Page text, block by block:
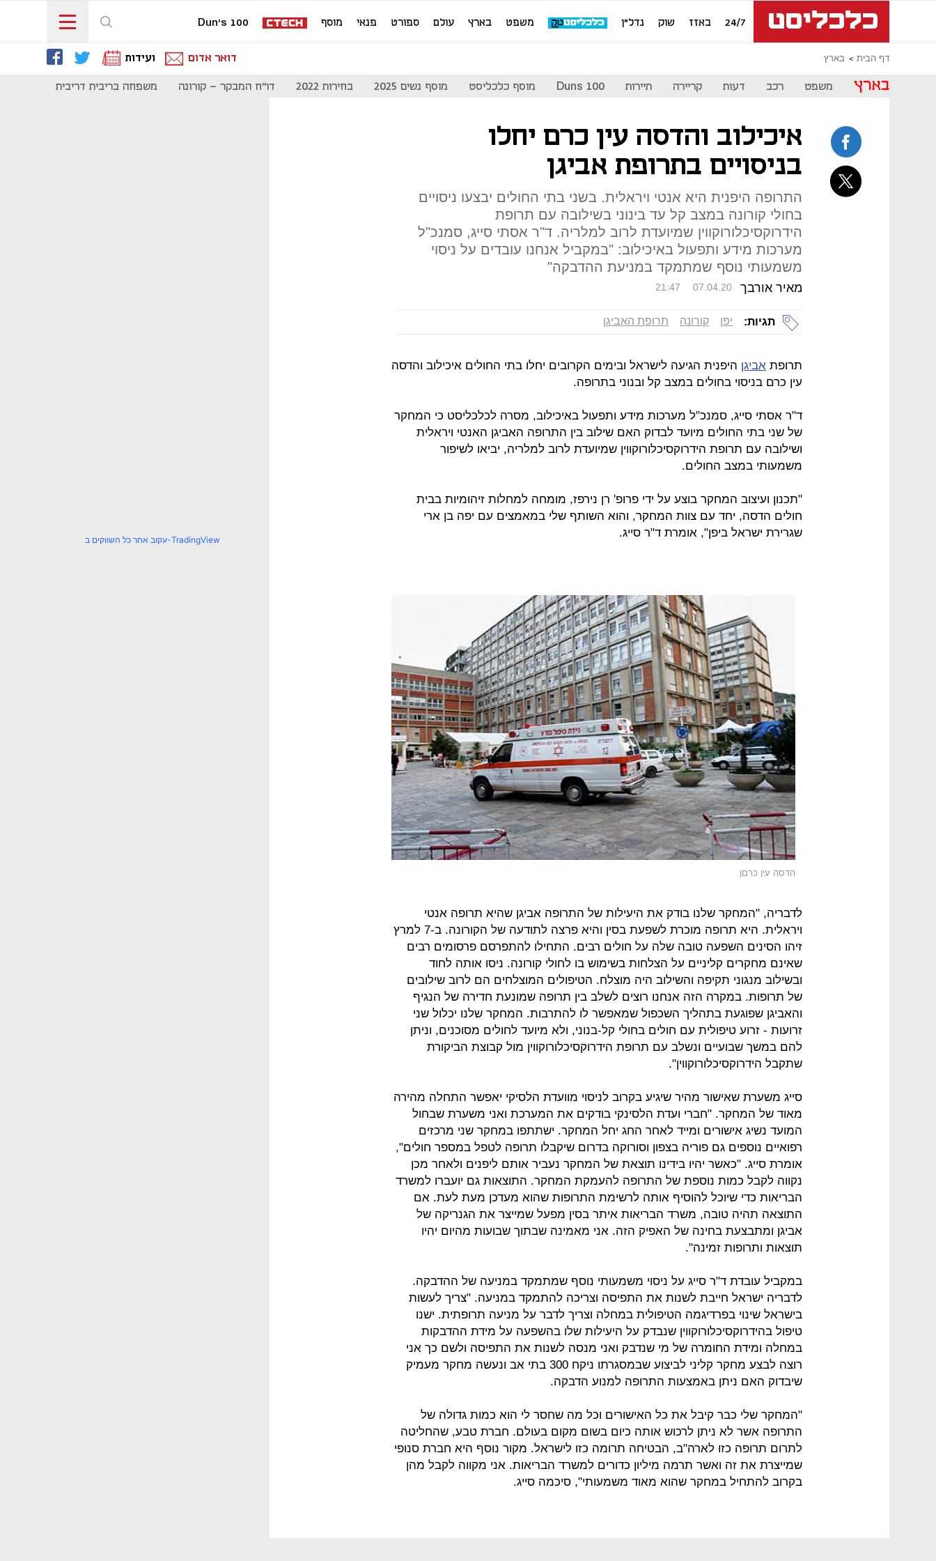
24/7 באזז שוק נדל"ן משפט בארץ עולם ספורט פנאי מוסף Dun's 100
דף הבית בארץ דואר אדום ועידות
בארץ משפט רכב דעות קריירה תיירות Duns 100 מוסף כלכליסט מוסף נשים 2025 בחירות 2022 דו"ח המבקר - קורונה משפחה בריבית דריבית
איכילוב והדסה עין כרם יחלו
בניסויים בתרופת אביגן
התרופה היפנית היא אנטי ויראלית. בשני בתי החולים יבצעו ניסויים
בחולי קורונה במצב קל עד בינוני בשילובה עם תרופת
הידרוקסיכלורוקווין שמיועדת לרוב למלריה. ד"ר אסתי סייג, סמנכ"ל
מערכות מידע ותפעול באיכילוב: "במקביל אנחנו עובדים על ניסוי
משמעותי נוסף שמתמקד במניעת ההדבקה"
מאיר אורבך 21:47 07.04.20
תגיות: יפן קורונה תרופת האביגן
תרופת אביגן היפנית הגיעה לישראל ובימים הקרובים יחלו בתי החולים איכילוב והדסה
עין כרם בניסוי בחולים במצב קל ובנוני בתרופה.
ד"ר אסתי סייג, סמנכ"ל מערכות מידע ותפעול באיכילוב, מסרה לכלכליסט כי המחקר
של שני בתי החולים מיועד לבדוק האם שילוב בין התרופה האביגן האנטי ויראלית
ושילובה עם תרופת הידרוקסיכלורוקווין שמיועדת לרוב למלריה, יביאו לשיפור
משמעותי במצב החולים.
"תכנון ועיצוב המחקר בוצע על ידי פרופ' רן נירפז, מומחה למחלות זיהומיות בבית
חולים הדסה, יחד עם צוות המחקר, והוא השותף שלי במאמצים עם יפה בן ארי
שגרירת ישראל ביפן", אומרת ד"ר סייג.
הדסה עין כרםן
לדבריה, "המחקר שלנו בודק את היעילות של התרופה אביגן שהיא תרופה אנטי
ויראלית. היא תרופה מוכרת לשפעת בסין והיא פרצה לתודעה של הקורונה. ב-7 למרץ
זיהו הסינים השפעה טובה שלה על חולים רבים. התחילו להתפרסם פרסומים רבים
שאינם מחקרים קליניים על הצלחות בשימוש בו לחולי קורונה. ניסו אותה לחוד
ובשילוב מנגוני תקיפה והשילוב היה מוצלח. הטיפולים המוצלחים הם לרוב שילובים
של תרופות. במקרה הזה אנחנו רוצים לשלב בין תרופה שמונעת חדירה של הנגיף
והאביגן שפוגעת בתהליך השכפול שמאפשר לו להתרבות. המחקר שלנו יכלול שני
זרועות - זרוע טיפולית עם חולים בחולי קל-בנוני, ולא מיועד לחולים מסוכנים, וניתן
להם במשך שבועיים ונשלב עם תרופת הידרוקסיכלורוקווין מול קבוצת הביקורת
שתקבל הידרוקסיכלורוקווין".
סייג משערת שאישור מהיר שיגיע בקרוב לניסוי מוועדת הלסיקי יאפשר התחלה מהירה
מאוד של המחקר. "חברי ועדת הלסינקי בודקים את המערכת ואני משערת שבחול
המועד נשיג אישורים ומייד לאחר החג יחל המחקר. ישתתפו במחקר שני מרכזים
רפואיים נוספים גם פוריה בצפון וסורוקה בדרום שיקבלו תרופה לטפל במספר חולים",
אומרת סייג. "כאשר יהיו בידינו תוצאת של המחקר נעביר אותם ליפנים ולאחר מכן
נקווה לקבל כמות נוספת של התרופה להעמקת המחקר. התוצאות גם יועברו למשרד
הבריאות כדי שיוכל להוסיף אותה לרשימת התרופות שהוא מעדכן מעת לעת. אם
התוצאה תהיה טובה, משרד הבריאות איתר בסין מפעל שמייצר את הגנריקה של
אביגן ומתבצעת בחינה של האפיק הזה. אני מאמינה שבתוך שבועות מהיום יהיו
תוצאות ותרופות זמינה".
במקביל עובדת ד"ר סייג על ניסוי משמעותי נוסף שמתמקד במניעה של ההדבקה.
לדבריה ישראל חייבת לשנות את התפיסה וצריכה להתמקד במניעה. "צריך לעשות
בישראל שינוי בפרדיגמה הטיפולית במחלה וצריך לדבר על מניעה תרופתית. ישנו
טיפול בהידרוקסיכלורוקווין שנבדק על היעילות שלו בהשפעה על מידת ההדבקות
במחלה ומידת החומרה של מי שנדבק ואני מנסה לשנות את התפיסה ולשם כך אני
רוצה לבצע מחקר קליני לביצוע שבמסגרתו ניקח 300 בתי אב ונעשה מחקר מעמיק
שיבדוק האם ניתן באמצעות התרופה למנוע הדבקה.
"המחקר שלי כבר קיבל את כל האישורים וכל מה שחסר לי הוא כמות גדולה של
התרופה אשר לא ניתן לרכוש אותה כיום בשום מקום בעולם. חברת טבע, שהחליטה
לתרום תרופה כזו לארה"ב, הבטיחה תרומה כזו לישראל. מקור נוסף היא חברת סנופי
שמייצרת את זה ואשר תרמה מיליון כדורים למשרד הבריאות. אני מקווה לקבל מהן
בקרוב להתחיל במחקר שהוא מאוד משמעותי", סיכמה סייג.
עקוב אחר כל השווקים ב-TradingView